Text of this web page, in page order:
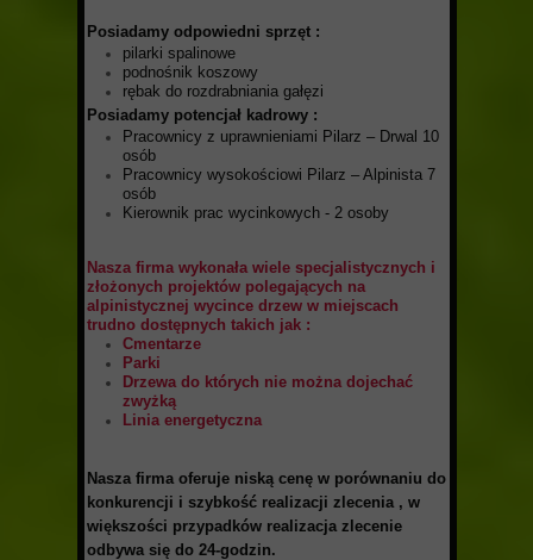
Posiadamy odpowiedni sprzęt :
pilarki spalinowe
podnośnik koszowy
rębak do rozdrabniania gałęzi
Posiadamy potencjał kadrowy :
Pracownicy z uprawnieniami Pilarz – Drwal 10
osób
Pracownicy wysokościowi Pilarz – Alpinista 7
osób
Kierownik prac wycinkowych - 2 osoby
Nasza firma wykonała wiele specjalistycznych i
złożonych projektów polegających na
alpinistycznej wycince drzew w miejscach
trudno dostępnych takich jak :
Cmentarze
Parki
Drzewa do których nie można dojechać
zwyżką
Linia energetyczna
Nasza firma oferuje niską cenę w porównaniu do
konkurencji i szybkość realizacji zlecenia , w
większości przypadków realizacja zlecenie
odbywa się do 24-godzin.